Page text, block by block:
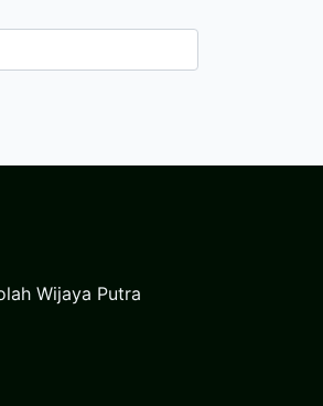
Wijaya Putra